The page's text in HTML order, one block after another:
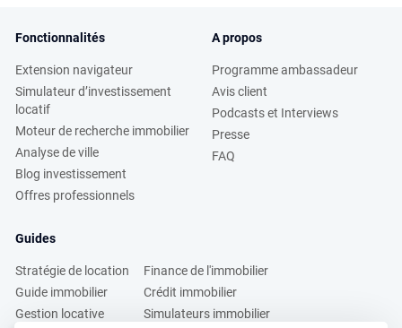
Fonctionnalités
Extension navigateur
Simulateur d’investissement
locatif
Moteur de recherche immobilier
Analyse de ville
Blog investissement
Offres professionnels
A propos
Programme ambassadeur
Avis client
Podcasts et Interviews
Presse
FAQ
Guides
Stratégie de location
Guide immobilier
Gestion locative
Finance de l'immobilier
Crédit immobilier
Simulateurs immobilier